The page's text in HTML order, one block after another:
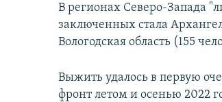
В регионах Северо-Запада
заключенных стала
Вологодская область (155
Выжить удалось в первую
фронт летом и осенью 2022